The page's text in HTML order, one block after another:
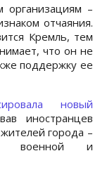
организациям –
отчаяния.
Кремль, тем
что он не
поддержку ее
новый
иностранцев
города –
военной и